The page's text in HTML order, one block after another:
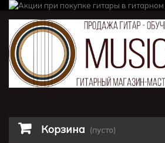
Корзина (пусто)